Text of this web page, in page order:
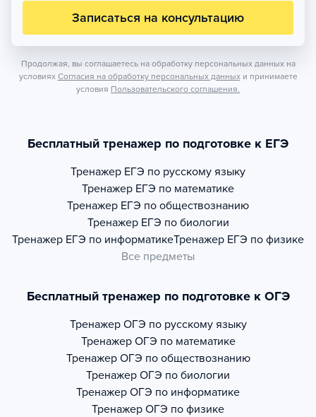
Записаться на консультацию
Продолжая, вы соглашаетесь на обработку персональных данных на
условиях Согласия на обработку персональных данных и принимаете
условия Пользовательского соглашения.
Бесплатный тренажер по подготовке к ЕГЭ
Тренажер ЕГЭ по русскому языку
Тренажер ЕГЭ по математике
Тренажер ЕГЭ по обществознанию
Тренажер ЕГЭ по биологии
Тренажер ЕГЭ по информатикеТренажер ЕГЭ по физике
Все предметы
Бесплатный тренажер по подготовке к ОГЭ
Тренажер ОГЭ по русскому языку
Тренажер ОГЭ по математике
Тренажер ОГЭ по обществознанию
Тренажер ОГЭ по биологии
Тренажер ОГЭ по информатике
Тренажер ОГЭ по физике